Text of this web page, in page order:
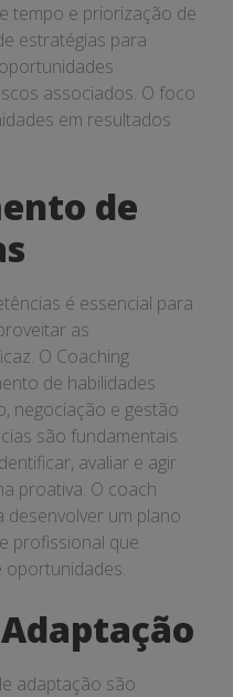
tempo e priorização de
estratégias para
associados. O foco
em resultados
de
é essencial para
as
O Coaching
de habilidades
negociação e gestão
são fundamentais
avaliar e agir
proativa. O coach
um plano
profissional que
adaptação são